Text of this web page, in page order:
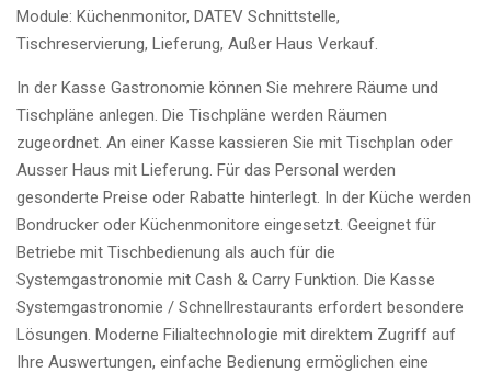
Module: Küchenmonitor, DATEV Schnittstelle,
Tischreservierung, Lieferung, Außer Haus Verkauf.
In der Kasse Gastronomie können Sie mehrere Räume und
Tischpläne anlegen. Die Tischpläne werden Räumen
zugeordnet. An einer Kasse kassieren Sie mit Tischplan oder
Ausser Haus mit Lieferung. Für das Personal werden
gesonderte Preise oder Rabatte hinterlegt. In der Küche werden
Bondrucker oder Küchenmonitore eingesetzt. Geeignet für
Betriebe mit Tischbedienung als auch für die
Systemgastronomie mit Cash & Carry Funktion. Die Kasse
Systemgastronomie / Schnellrestaurants erfordert besondere
Lösungen. Moderne Filialtechnologie mit direktem Zugriff auf
Ihre Auswertungen, einfache Bedienung ermöglichen eine